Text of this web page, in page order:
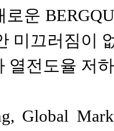
로운
미끄러짐이
열전도율 저
Global